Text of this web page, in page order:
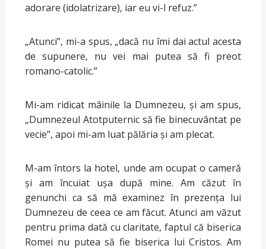
adorare (idolatrizare), iar eu vi-l refuz.”
„Atunci”, mi-a spus, „dacă nu îmi dai actul acesta
de supunere, nu vei mai putea să fi preot
romano-catolic.”
Mi-am ridicat mâinile la Dumnezeu, și am spus,
„Dumnezeul Atotputernic să fie binecuvântat pe
vecie”, apoi mi-am luat pălăria și am plecat.
M-am întors la hotel, unde am ocupat o cameră
și am încuiat ușa după mine. Am căzut în
genunchi ca să mă examinez în prezența lui
Dumnezeu de ceea ce am făcut. Atunci am văzut
pentru prima dată cu claritate, faptul că biserica
Romei nu putea să fie biserica lui Cristos. Am